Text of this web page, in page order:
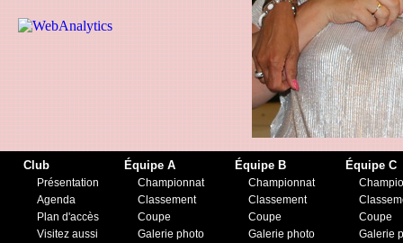
Club
Présentation
Agenda
Plan d'accès
Visitez aussi
Équipe A
Championnat
Classement
Coupe
Galerie photo
Équipe B
Championnat
Classement
Coupe
Galerie photo
Équipe C
Coupe
Galerie